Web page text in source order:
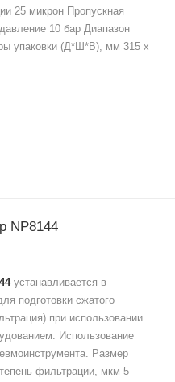
25 микрон Пропускная
10 бар Диапазон
упаковки (Д*Ш*В), мм 315 x
NP8144
устанавливается в
подготовки сжатого
при использовании
Использование
Размер
фильтрации, мкм 5